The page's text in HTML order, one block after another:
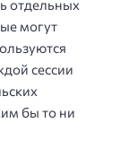
отдельных
могут
сессии
бы то ни